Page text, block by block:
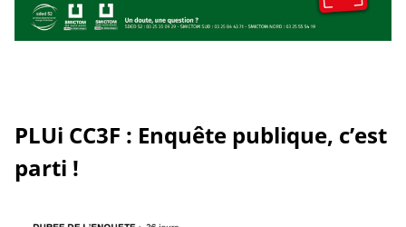
PLUi CC3F : Enquête publique, c’est
parti !